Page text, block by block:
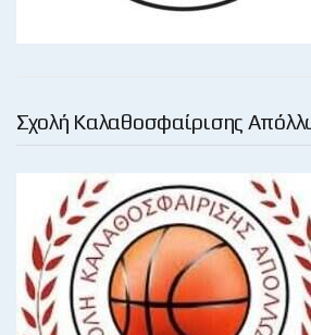
Σχολή Καλαθοσφαίρισης